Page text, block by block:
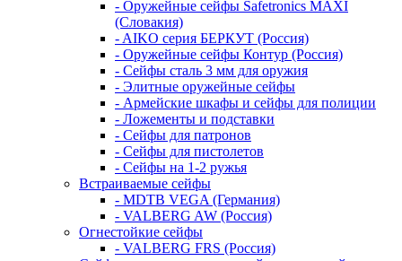
- Оружейные сейфы Safetronics MAXI
(Словакия)
- AIKO серия БЕРКУТ (Россия)
- Оружейные сейфы Контур (Россия)
- Сейфы сталь 3 мм для оружия
- Элитные оружейные сейфы
- Армейские шкафы и сейфы для полиции
- Ложементы и подставки
- Сейфы для патронов
- Сейфы для пистолетов
- Сейфы на 1-2 ружья
Встраиваемые сейфы
- MDTB VEGA (Германия)
- VALBERG AW (Россия)
Огнестойкие сейфы
- VALBERG FRS (Россия)